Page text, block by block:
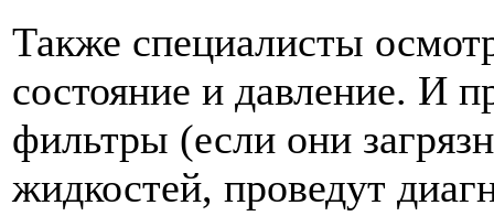
Также специалисты
состояние и давление. И
фильтры (если они
жидкостей, проведут